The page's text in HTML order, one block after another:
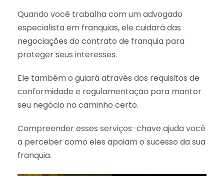
Quando você trabalha com um advogado
especialista em franquias, ele cuidará das
negociações do contrato de franquia para
proteger seus interesses.
Ele também o guiará através dos requisitos de
conformidade e regulamentação para manter
seu negócio no caminho certo.
Compreender esses serviços-chave ajuda você
a perceber como eles apoiam o sucesso da sua
franquia.